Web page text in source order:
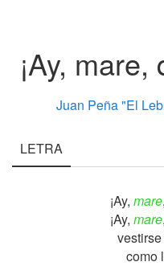
¡Ay,
Juan Peña "El
LETRA
¡Ay, mare
¡Ay, mare
como